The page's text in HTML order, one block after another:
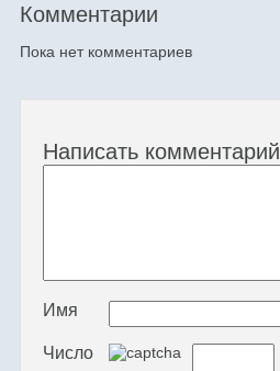
Комментарии
Пока нет комментариев
Написать комментарий
Имя
Число